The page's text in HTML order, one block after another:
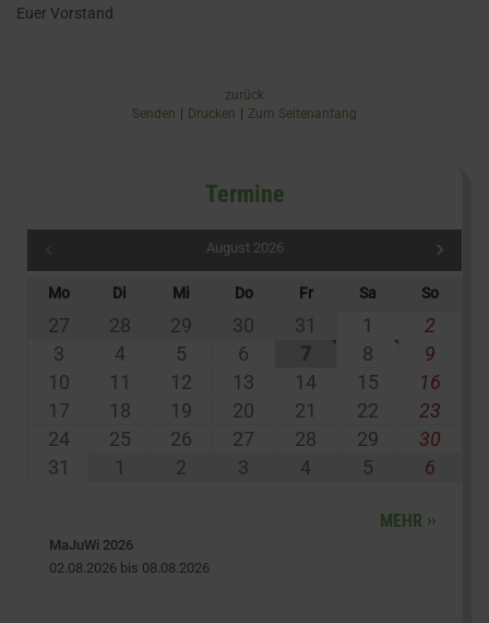
Euer Vorstand
zurück
Senden
Drucken Zum Seitenanfang
Termine
August 2026
Mo Di Mi Do Fr Sa So
27 28 29 30 31 1
2
3
4 5 6 7 8
9
10
11 12 13 14 15
16
17
18 19 20 21 22
23
24
25 26 27 28 29
30
31
1 2 3 4 5 6
MEHR
MaJuWi 2026
02.​08.​2026 bis 08.​08.​2026